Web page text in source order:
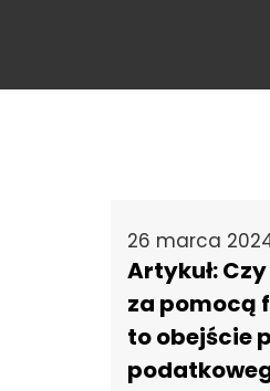
26 marca
Artykuł:
za pomocą
to obejście